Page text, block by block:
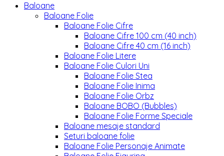
Baloane
Baloane Folie
Baloane Folie Cifre
Baloane Cifre 100 cm (40 inch)
Baloane Cifre 40 cm (16 inch)
Baloane Folie Litere
Baloane Folie Culori Uni
Baloane Folie Stea
Baloane Folie Inima
Baloane Folie Orbz
Baloane BOBO (Bubbles)
Baloane Folie Forme Speciale
Baloane mesaje standard
Seturi baloane folie
Baloane Folie Personaje Animate